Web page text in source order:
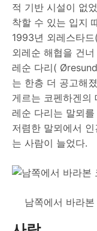
적 기반 시설이 없
착할 수 있는 입지
1993년 외레스타
외레순 해협을 건
레순 다리(
는 한층 더 공고해
게르는 코펜하겐의
레순 다리는 말뫼
저렴한 말뫼에서
는 사람이 늘었다.
남쪽에서 바라